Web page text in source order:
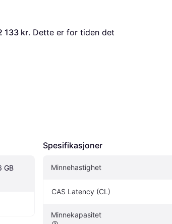
133 kr. Dette er for tiden det
GB
Spesifikasjoner
Minnehastighet
CAS Latency (CL)
Minnekapasitet